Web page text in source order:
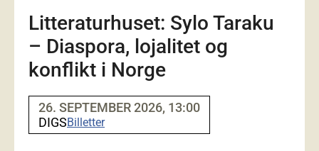
Litteraturhuset: Sylo Taraku
– Diaspora, lojalitet og
konflikt i Norge
26. SEPTEMBER 2026, 13:00
DIGSBilletter